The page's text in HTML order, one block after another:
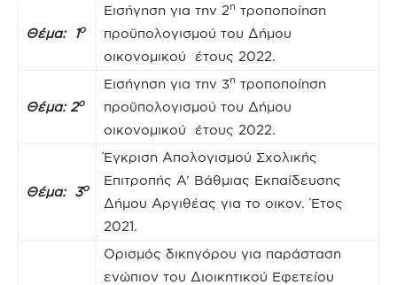
Θέμα: 1ο
Εισήγηση για την 2η τροποποίηση
προϋπολογισμού του Δήμου
οικονομικού έτους 2022.
Θέμα: 2ο
Εισήγηση για την 3η τροποποίηση
προϋπολογισμού του Δήμου
οικονομικού έτους 2022.
Θέμα: 3ο
Έγκριση Απολογισμού Σχολικής
Επιτροπής Α’ Βάθμιας Εκπαίδευσης
Δήμου Αργιθέας για το οικον. Έτος
2021.
Ορισμός δικηγόρου για παράσταση
ενώπιον του Διοικητικού Εφετείου